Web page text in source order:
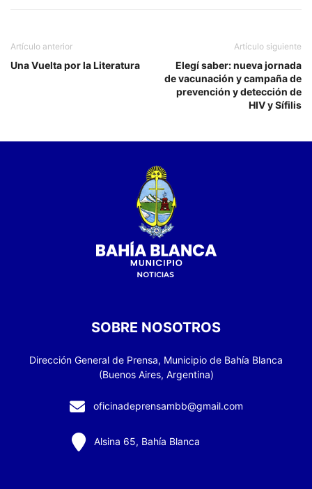
Artículo anterior
Una Vuelta por la Literatura
Artículo siguiente
Elegí saber: nueva jornada
de vacunación y campaña de
prevención y detección de
HIV y Sífilis
SOBRE NOSOTROS
Dirección General de Prensa, Municipio de Bahía Blanca
(Buenos Aires, Argentina)
oficinadeprensambb@gmail.com
Alsina 65, Bahía Blanca